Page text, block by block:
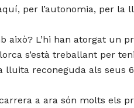
per l’autonomia, per
això? L’hi han atorgat
s’està treballant per
reconeguda als seus
a ara són molts els